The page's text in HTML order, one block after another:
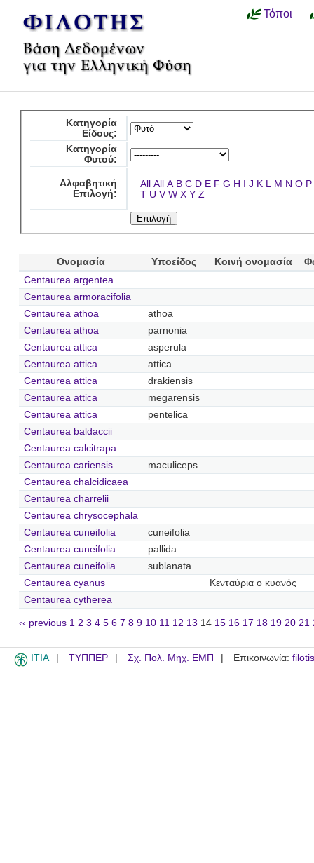
Τόποι
Κατηγορία
Είδους:
Κατηγορία
Φυτού:
Αλφαβητική
Επιλογή:
All All A B C D E F G H I J K L M N O P
T U V W X Y Z
Ονομασία Υποείδος Κοινή ονομασία
Centaurea argentea
Centaurea armoracifolia
Centaurea athoa
athoa
Centaurea athoa
parnonia
Centaurea attica
asperula
Centaurea attica
attica
Centaurea attica
drakiensis
Centaurea attica
megarensis
Centaurea attica
pentelica
Centaurea baldaccii
Centaurea calcitrapa
Centaurea cariensis
maculiceps
Centaurea chalcidicaea
Centaurea charrelii
Centaurea chrysocephala
Centaurea cuneifolia
cuneifolia
Centaurea cuneifolia
pallida
Centaurea cuneifolia
sublanata
Centaurea cyanus
Κενταύρια ο κυανός
Centaurea cytherea
‹‹ previous 1 2 3 4 5 6 7 8 9 10 11 12 13 14 15 16 17 18 19 20 21
ITIA ΤΥΠΠΕΡ Σχ. Πολ. Μηχ. ΕΜΠ Επικοινωνία: